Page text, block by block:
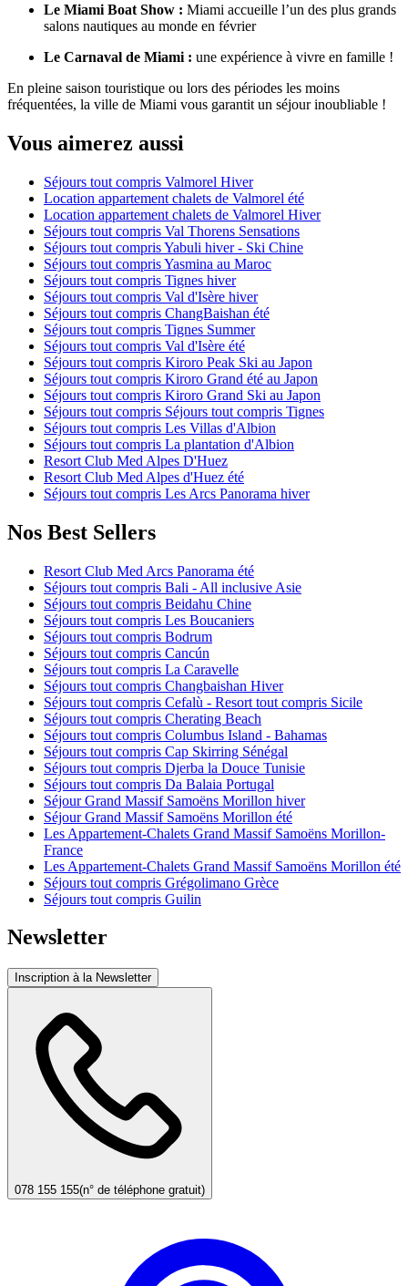
Le Miami Boat Show : Miami accueille l’un des plus grands
salons nautiques au monde en février
Le Carnaval de Miami : une expérience à vivre en famille !
En pleine saison touristique ou lors des périodes les moins
fréquentées, la ville de Miami vous garantit un séjour inoubliable !
Vous aimerez aussi
Séjours tout compris Valmorel Hiver
Location appartement chalets de Valmorel été
Location appartement chalets de Valmorel Hiver
Séjours tout compris Val Thorens Sensations
Séjours tout compris Yabuli hiver - Ski Chine
Séjours tout compris Yasmina au Maroc
Séjours tout compris Tignes hiver
Séjours tout compris Val d'Isère hiver
Séjours tout compris ChangBaishan été
Séjours tout compris Tignes Summer
Séjours tout compris Val d'Isère été
Séjours tout compris Kiroro Peak Ski au Japon
Séjours tout compris Kiroro Grand été au Japon
Séjours tout compris Kiroro Grand Ski au Japon
Séjours tout compris Séjours tout compris Tignes
Séjours tout compris Les Villas d'Albion
Séjours tout compris La plantation d'Albion
Resort Club Med Alpes D'Huez
Resort Club Med Alpes d'Huez été
Séjours tout compris Les Arcs Panorama hiver
Nos Best Sellers
Resort Club Med Arcs Panorama été
Séjours tout compris Bali - All inclusive Asie
Séjours tout compris Beidahu Chine
Séjours tout compris Les Boucaniers
Séjours tout compris Bodrum
Séjours tout compris Cancún
Séjours tout compris La Caravelle
Séjours tout compris Changbaishan Hiver
Séjours tout compris Cefalù - Resort tout compris Sicile
Séjours tout compris Cherating Beach
Séjours tout compris Columbus Island - Bahamas
Séjours tout compris Cap Skirring Sénégal
Séjours tout compris Djerba la Douce Tunisie
Séjours tout compris Da Balaia Portugal
Séjour Grand Massif Samoëns Morillon hiver
Séjour Grand Massif Samoëns Morillon été
Les Appartement-Chalets Grand Massif Samoëns Morillon-
France
Les Appartement-Chalets Grand Massif Samoëns Morillon été
Séjours tout compris Grégolimano Grèce
Séjours tout compris Guilin
Newsletter
Inscription à la Newsletter
078 155 155(n° de téléphone gratuit)